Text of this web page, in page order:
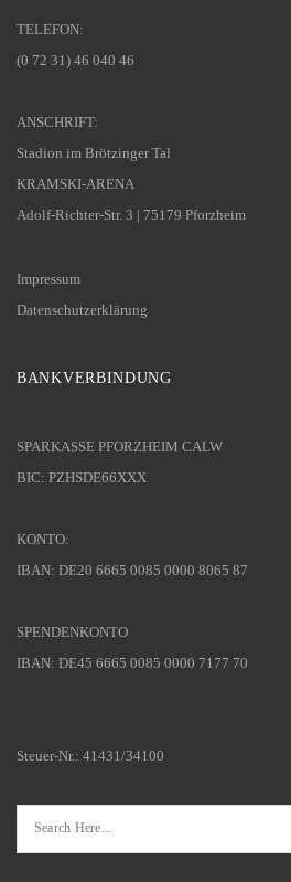
TELEFON:
(0 72 31) 46 040 46
ANSCHRIFT:
Stadion im Brötzinger Tal
KRAMSKI-ARENA
Adolf-Richter-Str. 3 | 75179 Pforzheim
Impressum
Datenschutzerklärung
BANKVERBINDUNG
SPARKASSE PFORZHEIM CALW
BIC: PZHSDE66XXX
KONTO:
IBAN: DE20 6665 0085 0000 8065 87
SPENDENKONTO
IBAN: DE45 6665 0085 0000 7177 70
Steuer-Nr.: 41431/34100